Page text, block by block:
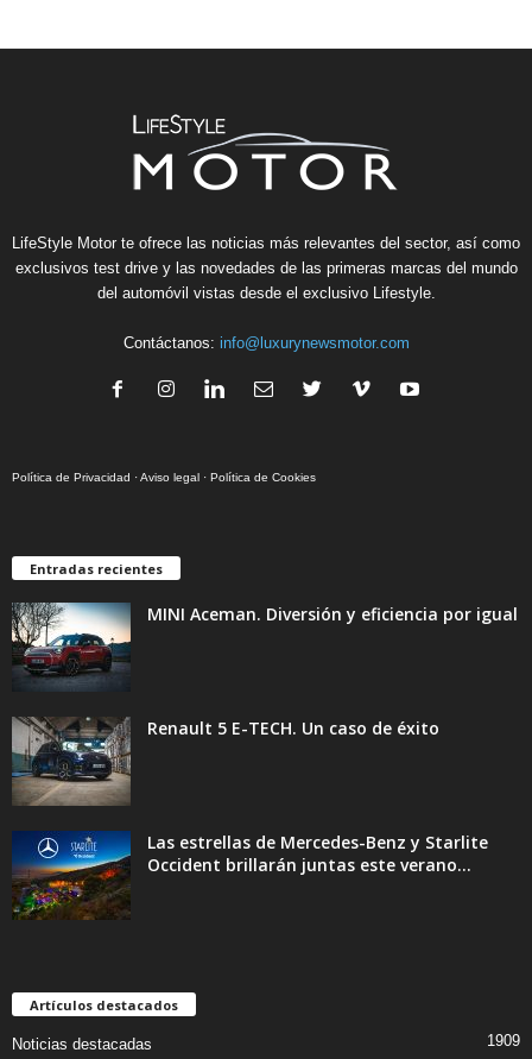
LifeStyle Motor te ofrece las noticias más relevantes del sector, así como
exclusivos test drive y las novedades de las primeras marcas del mundo
del automóvil vistas desde el exclusivo Lifestyle.
Contáctanos: info@luxurynewsmotor.com
Política de Privacidad ·Aviso legal · Política de Cookies
Entradas recientes
MINI Aceman. Diversión y eficiencia por igual
Renault 5 E-TECH. Un caso de éxito
Las estrellas de Mercedes-Benz y Starlite
Occident brillarán juntas este verano...
Artículos destacados
Noticias destacadas 1909